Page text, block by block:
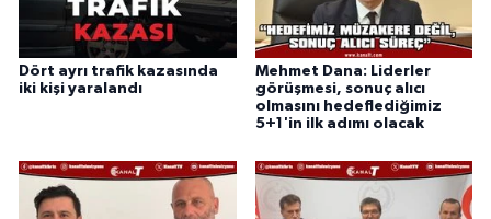
Dört ayrı trafik kazasında
iki kişi yaralandı
Mehmet Dana: Liderler
görüşmesi, sonuç alıcı
olmasını hedeflediğimiz
5+1'in ilk adımı olacak